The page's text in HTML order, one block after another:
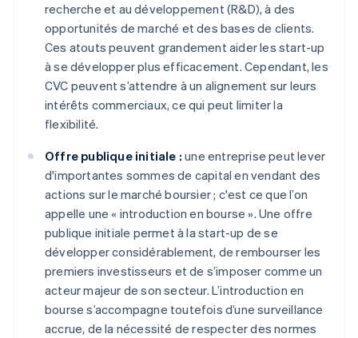
recherche et au développement (R&D), à des
opportunités de marché et des bases de clients.
Ces atouts peuvent grandement aider les start-up
à se développer plus efficacement. Cependant, les
CVC peuvent s’attendre à un alignement sur leurs
intérêts commerciaux, ce qui peut limiter la
flexibilité.
Offre publique initiale : une entreprise peut lever
d'importantes sommes de capital en vendant des
actions sur le marché boursier ; c'est ce que l’on
appelle une « introduction en bourse ». Une offre
publique initiale permet à la start-up de se
développer considérablement, de rembourser les
premiers investisseurs et de s’imposer comme un
acteur majeur de son secteur. L’introduction en
bourse s’accompagne toutefois d’une surveillance
accrue, de la nécessité de respecter des normes